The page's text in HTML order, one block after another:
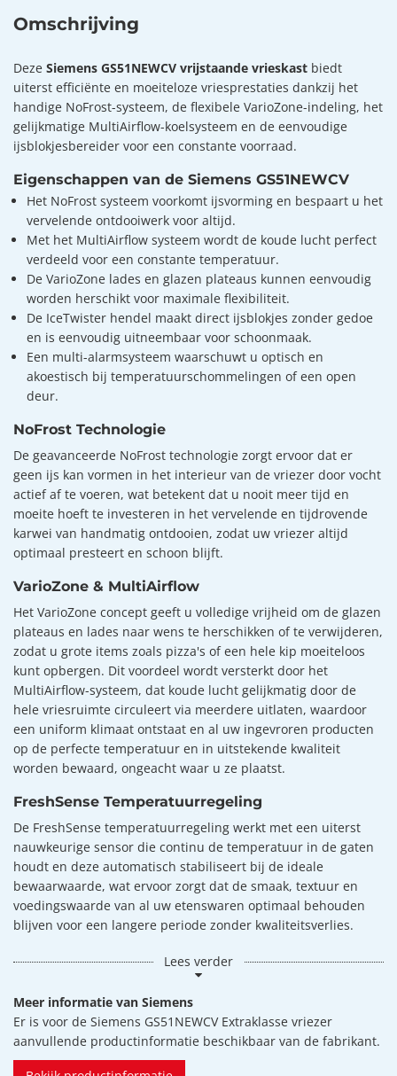
Omschrijving
Deze Siemens GS51NEWCV vrijstaande vrieskast biedt
uiterst efficiënte en moeiteloze vriesprestaties dankzij het
handige NoFrost-systeem, de flexibele VarioZone-indeling, het
gelijkmatige MultiAirflow-koelsysteem en de eenvoudige
ijsblokjesbereider voor een constante voorraad.
Eigenschappen van de Siemens GS51NEWCV
Het NoFrost systeem voorkomt ijsvorming en bespaart u het
vervelende ontdooiwerk voor altijd.
Met het MultiAirflow systeem wordt de koude lucht perfect
verdeeld voor een constante temperatuur.
De VarioZone lades en glazen plateaus kunnen eenvoudig
worden herschikt voor maximale flexibiliteit.
De IceTwister hendel maakt direct ijsblokjes zonder gedoe
en is eenvoudig uitneembaar voor schoonmaak.
Een multi-alarmsysteem waarschuwt u optisch en
akoestisch bij temperatuurschommelingen of een open
deur.
NoFrost Technologie
De geavanceerde NoFrost technologie zorgt ervoor dat er
geen ijs kan vormen in het interieur van de vriezer door vocht
actief af te voeren, wat betekent dat u nooit meer tijd en
moeite hoeft te investeren in het vervelende en tijdrovende
karwei van handmatig ontdooien, zodat uw vriezer altijd
optimaal presteert en schoon blijft.
VarioZone & MultiAirflow
Het VarioZone concept geeft u volledige vrijheid om de glazen
plateaus en lades naar wens te herschikken of te verwijderen,
zodat u grote items zoals pizza's of een hele kip moeiteloos
kunt opbergen. Dit voordeel wordt versterkt door het
MultiAirflow-systeem, dat koude lucht gelijkmatig door de
hele vriesruimte circuleert via meerdere uitlaten, waardoor
een uniform klimaat ontstaat en al uw ingevroren producten
op de perfecte temperatuur en in uitstekende kwaliteit
worden bewaard, ongeacht waar u ze plaatst.
FreshSense Temperatuurregeling
De FreshSense temperatuurregeling werkt met een uiterst
nauwkeurige sensor die continu de temperatuur in de gaten
houdt en deze automatisch stabiliseert bij de ideale
bewaarwaarde, wat ervoor zorgt dat de smaak, textuur en
voedingswaarde van al uw etenswaren optimaal behouden
blijven voor een langere periode zonder kwaliteitsverlies.
Lees verder
Meer informatie van Siemens
Er is voor de Siemens GS51NEWCV Extraklasse vriezer
aanvullende productinformatie beschikbaar van de fabrikant.